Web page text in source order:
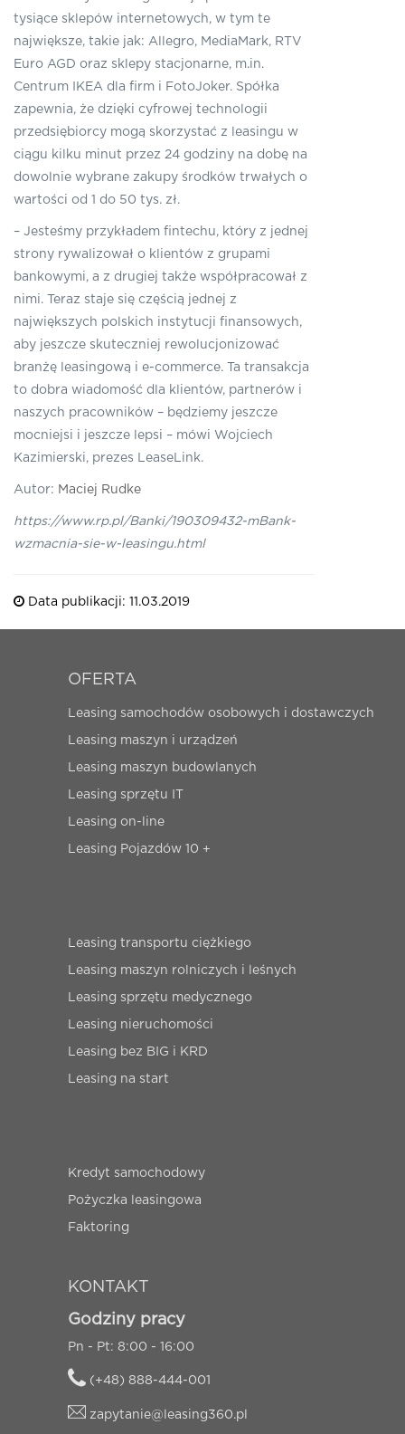
tysiące sklepów internetowych, w tym te
największe, takie jak: Allegro, MediaMark, RTV
Euro AGD oraz sklepy stacjonarne, m.in.
Centrum IKEA dla firm i FotoJoker. Spółka
zapewnia, że dzięki cyfrowej technologii
przedsiębiorcy mogą skorzystać z leasingu w
ciągu kilku minut przez 24 godziny na dobę na
dowolnie wybrane zakupy środków trwałych o
wartości od 1 do 50 tys. zł.
– Jesteśmy przykładem fintechu, który z jednej
strony rywalizował o klientów z grupami
bankowymi, a z drugiej także współpracował z
nimi. Teraz staje się częścią jednej z
największych polskich instytucji finansowych,
aby jeszcze skuteczniej rewolucjonizować
branżę leasingową i e-commerce. Ta transakcja
to dobra wiadomość dla klientów, partnerów i
naszych pracowników – będziemy jeszcze
mocniejsi i jeszcze lepsi – mówi Wojciech
Kazimierski, prezes LeaseLink.
Autor: Maciej Rudke
https://www.rp.pl/Banki/190309432-mBank-
wzmacnia-sie-w-leasingu.html
Data publikacji: 11.03.2019
OFERTA
Leasing samochodów osobowych i dostawczych
Leasing maszyn i urządzeń
Leasing maszyn budowlanych
Leasing sprzętu IT
Leasing on-line
Leasing Pojazdów 10 +
Leasing transportu ciężkiego
Leasing maszyn rolniczych i leśnych
Leasing sprzętu medycznego
Leasing nieruchomości
Leasing bez BIG i KRD
Leasing na start
Kredyt samochodowy
Pożyczka leasingowa
Faktoring
KONTAKT
Godziny pracy
Pn - Pt: 8:00 - 16:00
(+48) 888-444-001
zapytanie@leasing360.pl